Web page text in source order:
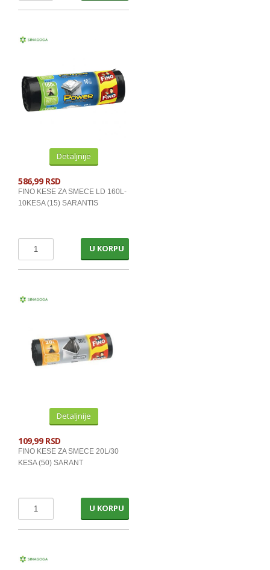
BRIJACI I PATRONE ZA BRIJANJE
KREME ZA CIPELE
INSEKTICIDI
BATER.SIJALICE,UPALJACI,SIBICE
NEGAZIRANI SOKOVI PET
NEGAZIRANI SOKOVI BRIK
ENERGETSKI NAPICI
PIVO
VINA - 1L I 2L
RAKIJE I VINJACI
ZESTOKA PICA
NEPREHRANA
Detaljnije
586,99 RSD
FINO KESE ZA SMECE LD 160L-
10KESA (15) SARANTIS
U KORPU
Detaljnije
109,99 RSD
FINO KESE ZA SMECE 20L/30
KESA (50) SARANT
U KORPU